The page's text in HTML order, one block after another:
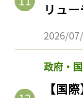
リュ
2026/
政府・
【国